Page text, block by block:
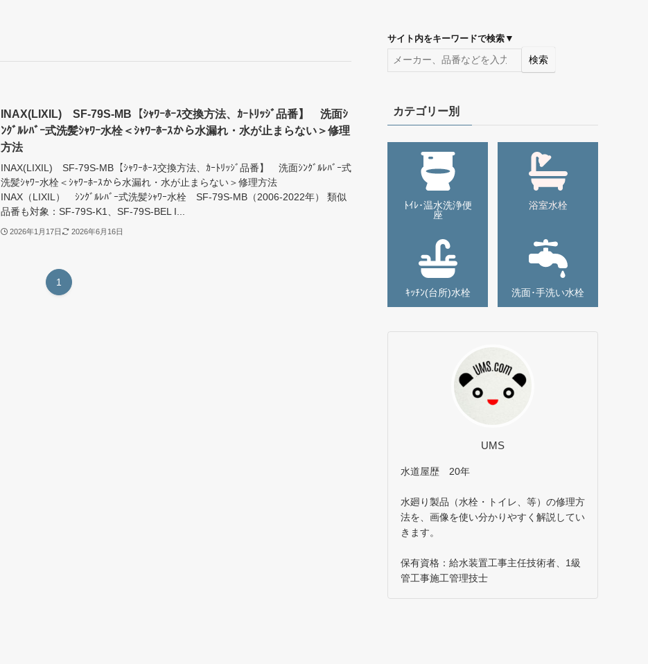
INAX(LIXIL) SF-79S-MB【ｼｬﾜｰﾎｰｽ交換方法、ｶｰﾄﾘｯｼﾞ品番】 洗面ｼ
ﾝｸﾞﾙﾚﾊﾞｰ式洗髪ｼｬﾜｰ水栓＜ｼｬﾜｰﾎｰｽから水漏れ・水が止まらない＞修理
方法
INAX(LIXIL) SF-79S-MB【ｼｬﾜｰﾎｰｽ交換方法、ｶｰﾄﾘｯｼﾞ品番】 洗面ｼﾝｸﾞﾙﾚﾊﾞｰ式
洗髪ｼｬﾜｰ水栓＜ｼｬﾜｰﾎｰｽから水漏れ・水が止まらない＞修理方法
INAX（LIXIL） ｼﾝｸﾞﾙﾚﾊﾞｰ式洗髪ｼｬﾜｰ水栓 SF-79S-MB（2006-2022年） 類似
品番も対象：SF-79S-K1、SF-79S-BEL I...
2026年1月17日 2026年6月16日
1
サイト内をキーワードで検索 ▼
検索
カテゴリー別
ﾄｲﾚ･温水洗浄便
座
浴室水栓
ｷｯﾁﾝ(台所)水栓 洗面･手洗い水栓
UMS
水道屋歴 20年
水廻り製品（水栓・トイレ、等）の修理方
法を、画像を使い分かりやすく解説してい
きます。
保有資格：給水装置工事主任技術者、1級
管工事施工管理技士